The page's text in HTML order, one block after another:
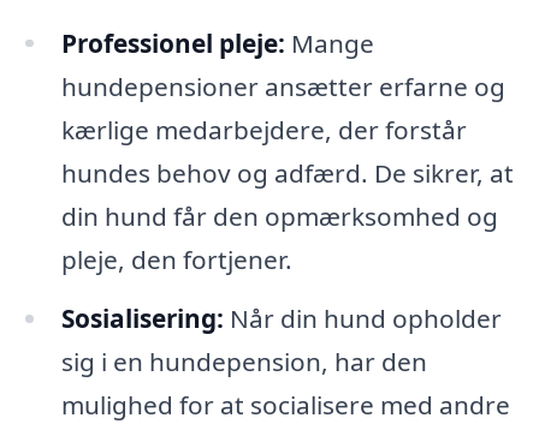
Professionel pleje: Mange
hundepensioner ansætter erfarne og
kærlige medarbejdere, der forstår
hundes behov og adfærd. De sikrer, at
din hund får den opmærksomhed og
pleje, den fortjener.
Sosialisering: Når din hund opholder
sig i en hundepension, har den
mulighed for at socialisere med andre